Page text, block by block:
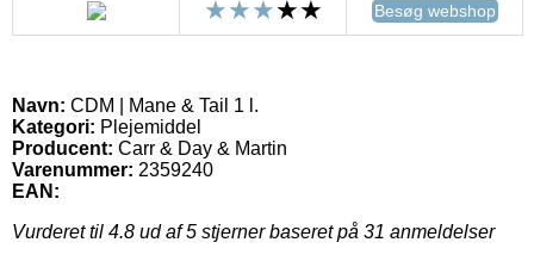
Besøg webshop
Navn: CDM | Mane & Tail 1 l.
Kategori: Plejemiddel
Producent: Carr & Day & Martin
Varenummer: 2359240
EAN:
Vurderet til 4.8 ud af 5 stjerner baseret på 31 anmeldelser